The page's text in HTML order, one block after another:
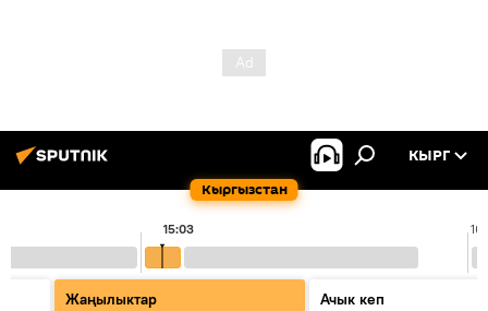
Кыргызстан
КЫРГ
15:03
Жаңылыктар
Ачык кеп